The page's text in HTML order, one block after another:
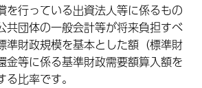
を行っている出資法人等に係るもの
共団体の一般会計等が将来負担すべ
準財政規模を基本とした額（標準財
金等に係る基準財政需要額算入額を
比率です。